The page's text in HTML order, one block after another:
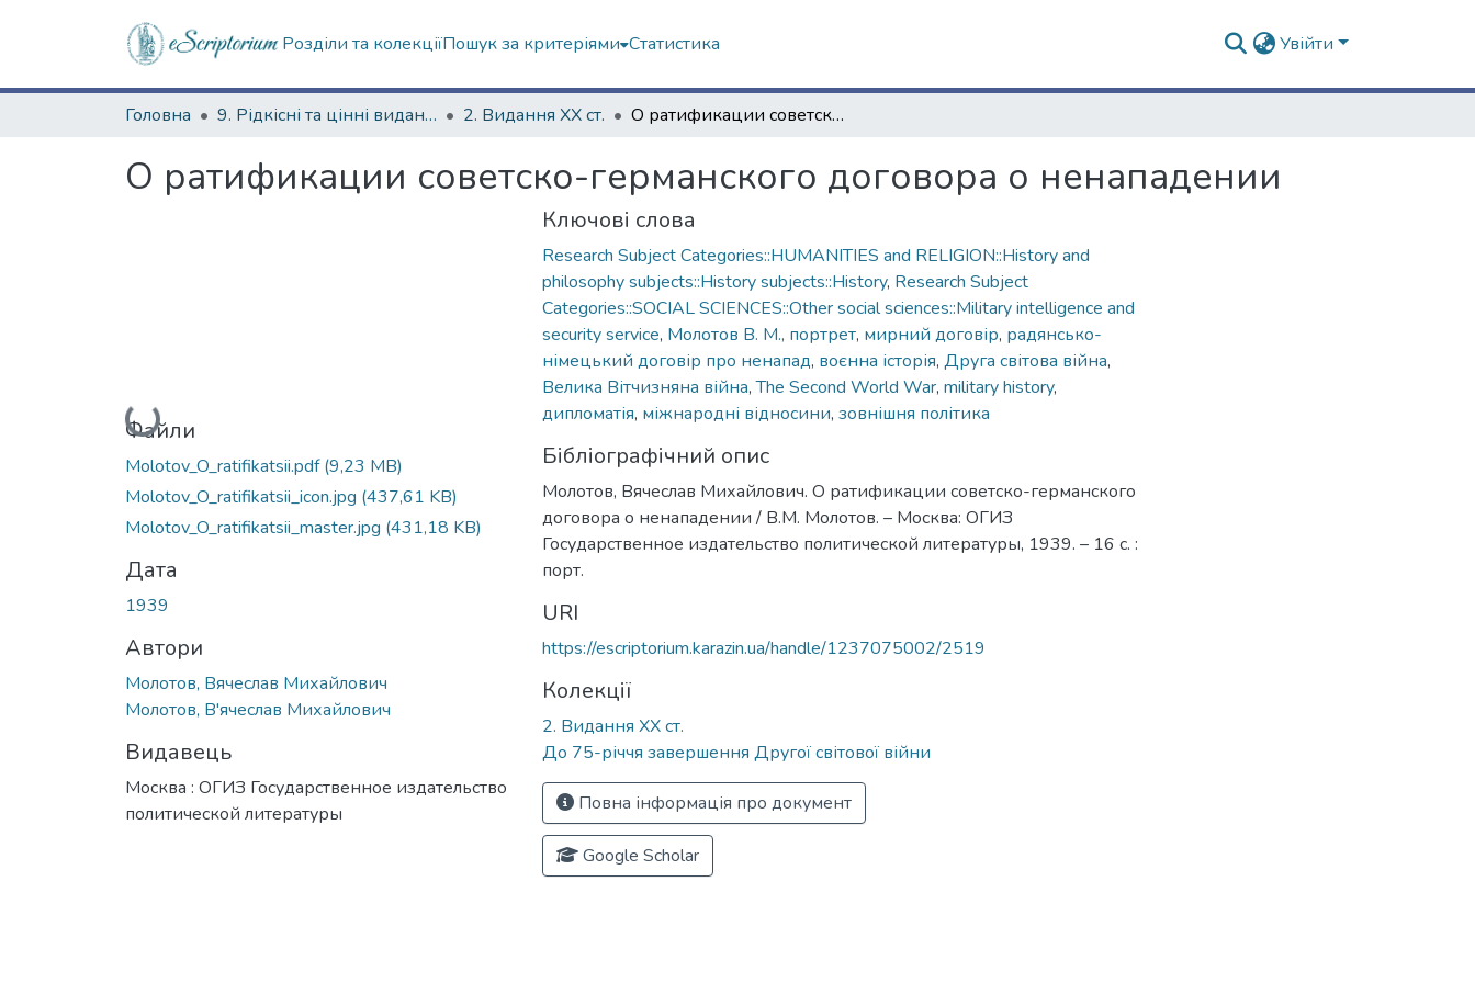
Розділи та колекціїПошук за критеріями Статистика Увійти
Головна 9. Рідкісні та цінні видання 2. Видання ХХ ст. О ратификации советско-германского договора о ненападении
О ратификации советско-германского договора о ненападении
Вантажиться...
Файли
Molotov_O_ratifikatsii.pdf(9,23 MB)
Molotov_O_ratifikatsii_icon.jpg (437,61 KB)
Molotov_O_ratifikatsii_master.jpg (431,18 KB)
Дата
1939
Автори
Молотов, Вячеслав Михайлович
Молотов, В'ячеслав Михайлович
Видавець
Москва : ОГИЗ Государственное издательство
политической литературы
Ключові слова
Research Subject Categories::HUMANITIES and RELIGION::History and
philosophy subjects::History subjects::History, Research Subject
Categories::SOCIAL SCIENCES::Other social sciences::Military intelligence and
security service, Молотов В. М., портрет, мирний договір, радянсько-
німецький договір про ненапад, воєнна історія, Друга світова війна,
Велика Вітчизняна війна,The Second World War, military history,
дипломатія, міжнародні відносини, зовнішня політика
Бібліографічний опис
Молотов, Вячеслав Михайлович. О ратификации советско-германского
договора о ненападении / В.М. Молотов. – Москва: ОГИЗ
Государственное издательство политической литературы, 1939. – 16 с. :
порт.
URI
https://escriptorium.karazin.ua/handle/1237075002/2519
Колекції
2. Видання ХХ ст.
До 75-річчя завершення Другої світової війни
Повна інформація про документ
Google Scholar